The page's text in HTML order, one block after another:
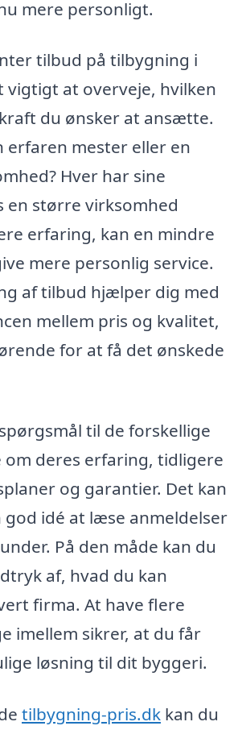
mere personligt.
tilbud på tilbygning i
vigtigt at overveje, hvilken
du ønsker at ansætte.
erfaren mester eller en
Hver har sine
en større virksomhed
erfaring, kan en mindre
mere personlig service.
af tilbud hjælper dig med
mellem pris og kvalitet,
for at få det ønskede
til de forskellige
deres erfaring, tidligere
og garantier. Det kan
idé at læse anmeldelser
På den måde kan du
af, hvad du kan
firma. At have flere
imellem sikrer, at du får
løsning til dit byggeri.
tilbygning-pris.dk kan du